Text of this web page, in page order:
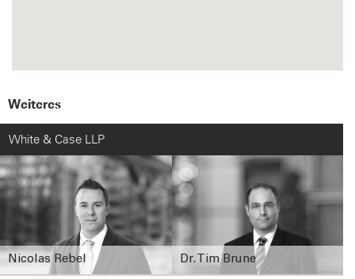
Weiteres
White & Case LLP
Nicolas Rebel Dr. Tim Brune